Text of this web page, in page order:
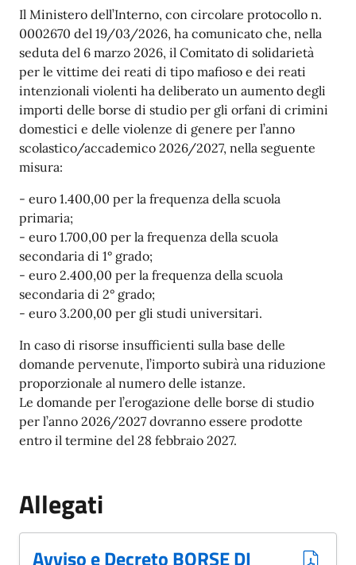
Descrizione
Il Ministero dell’Interno, con circolare protocollo n.
0002670 del 19/03/2026, ha comunicato che, nella
seduta del 6 marzo 2026, il Comitato di solidarietà
per le vittime dei reati di tipo mafioso e dei reati
intenzionali violenti ha deliberato un aumento degli
importi delle borse di studio per gli orfani di crimini
domestici e delle violenze di genere per l’anno
scolastico/accademico 2026/2027, nella seguente
misura:
- euro 1.400,00 per la frequenza della scuola
primaria;
- euro 1.700,00 per la frequenza della scuola
secondaria di 1° grado;
- euro 2.400,00 per la frequenza della scuola
secondaria di 2° grado;
- euro 3.200,00 per gli studi universitari.
In caso di risorse insufficienti sulla base delle
domande pervenute, l’importo subirà una riduzione
proporzionale al numero delle istanze.
Le domande per l’erogazione delle borse di studio
per l’anno 2026/2027 dovranno essere prodotte
entro il termine del 28 febbraio 2027.
Allegati
Avviso e Decreto BORSE DI
(Formato PDF, 0.74 MB)